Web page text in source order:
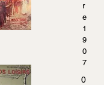
r
e
1
9
0
7
0